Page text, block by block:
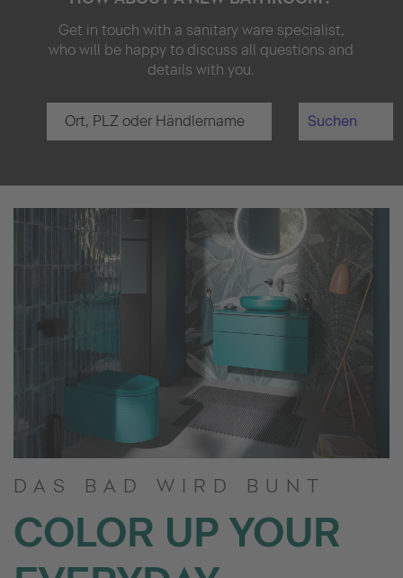
Get in touch with a sanitary ware specialist,
who will be happy to discuss all questions and
details with you.
Suchen
DAS BAD WIRD BUNT
COLOR UP YOUR